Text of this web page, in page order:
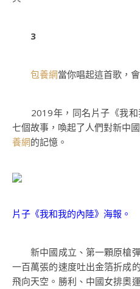
3
包養網當你唱起這首歌，
2019年，同名片子《我和
七個故事，喚起了人們對新中
養網的記憶。
片子《我和我的內陸》海報。
新中國成立、第一顆原槍彈
一百萬張的速度吐出金箔折成
飛向天空。勝利、中國女排奧